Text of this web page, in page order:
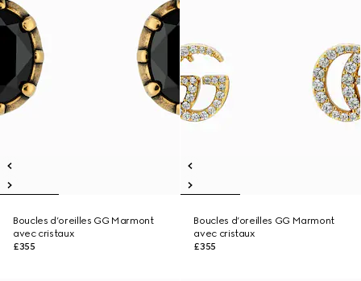
Boucles d’oreilles GG Marmont
avec cristaux
£355
Boucles d’oreilles GG Marmont
avec cristaux
£355